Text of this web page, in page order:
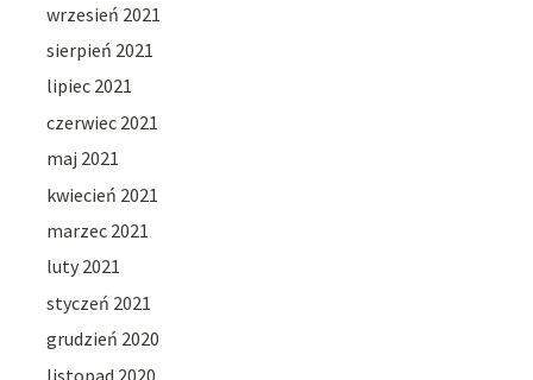
wrzesień 2021
sierpień 2021
lipiec 2021
czerwiec 2021
maj 2021
kwiecień 2021
marzec 2021
luty 2021
styczeń 2021
grudzień 2020
listopad 2020